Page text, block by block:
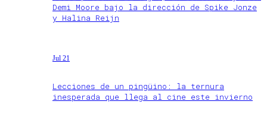
Demi Moore bajo la dirección de Spike Jonze
y Halina Reijn
Jul 21
Lecciones de un pingüino: la ternura
inesperada que llega al cine este invierno